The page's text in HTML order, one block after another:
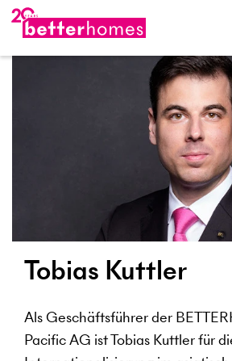
Tobias Kuttler
Als Geschäftsführer der
Pacific AG ist Tobias Kuttler für